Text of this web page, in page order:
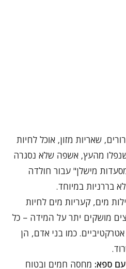
שאריות מזון, אוכל לחיות
מהעץ, אשפה שלא נסגרה
מישלן" עבור חולדה
בררניות במיוחד.
מים, קעריות מים לחיות
מושקים יתר על המידה – כל
כמו בני אדם, הן
עם ספא: מחסה חמים ובטוח